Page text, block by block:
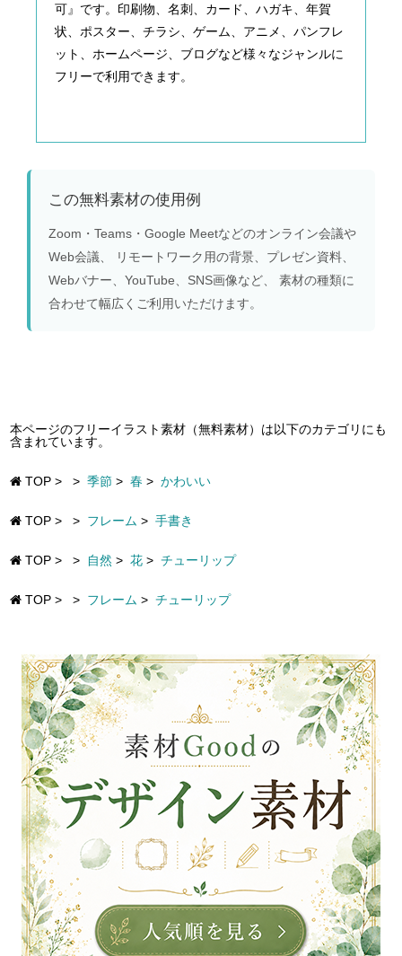
可』です。印刷物、名刺、カード、ハガキ、年賀
状、ポスター、チラシ、ゲーム、アニメ、パンフレ
ット、ホームページ、ブログなど様々なジャンルに
フリーで利用できます。
この無料素材の使用例
Zoom・Teams・Google Meetなどのオンライン会議や
Web会議、 リモートワーク用の背景、プレゼン資料、
Webバナー、YouTube、SNS画像など、 素材の種類に
合わせて幅広くご利用いただけます。
本ページのフリーイラスト素材（無料素材）は以下のカテゴリにも
含まれています。
TOP > > 季節 > 春 > かわいい
TOP > > フレーム > 手書き
TOP > > 自然 > 花 > チューリップ
TOP > > フレーム > チューリップ